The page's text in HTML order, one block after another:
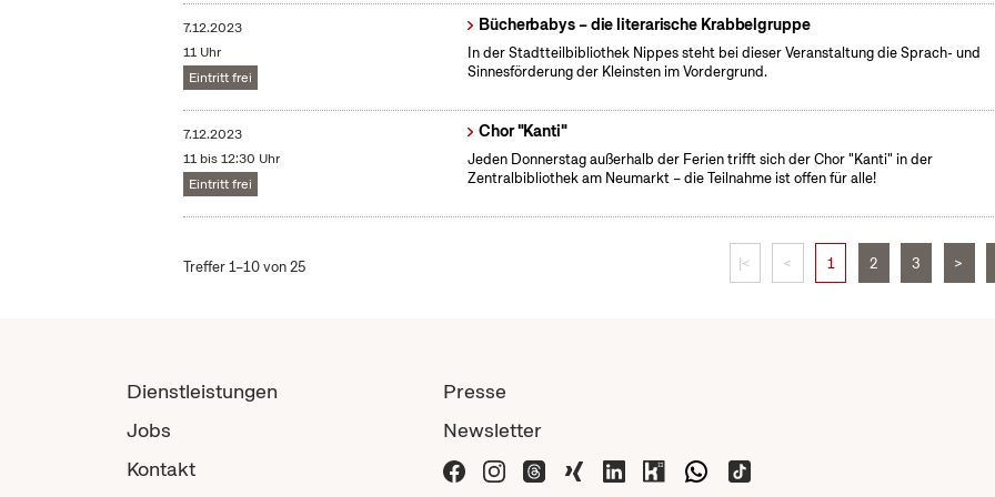
7.12.2023
11 Uhr
Eintritt frei
Bücherbabys – die literarische Krabbelgruppe
In der Stadtteilbibliothek Nippes steht bei dieser Veranstaltung die Sprach- und
Sinnesförderung der Kleinsten im Vordergrund.
7.12.2023
11 bis 12:30 Uhr
Eintritt frei
Chor "Kanti"
Jeden Donnerstag außerhalb der Ferien trifft sich der Chor "Kanti" in der
Zentralbibliothek am Neumarkt – die Teilnahme ist offen für alle!
Treffer 1–10 von 25 |< < 1 2 3 >
Dienstleistungen
Jobs
Kontakt
Presse
Newsletter